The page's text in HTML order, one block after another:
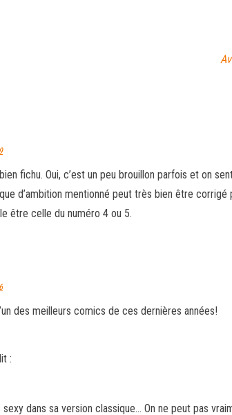
fichu. Oui, c’est un peu brouillon parfois et on
d’ambition mentionné peut très bien être corrigé
être celle du numéro 4 ou 5.
des meilleurs comics de ces dernières années!
:
dans sa version classique… On ne peut pas